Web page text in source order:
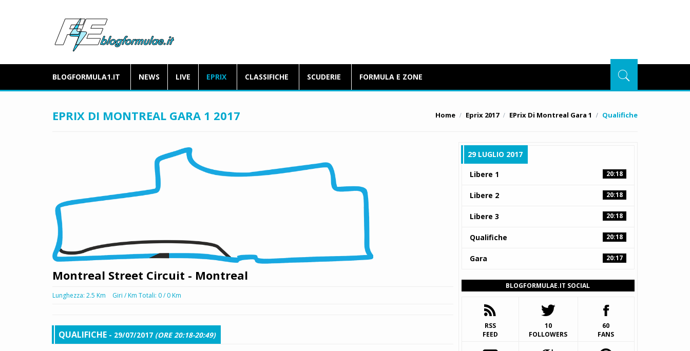
BLOGFORMULA1.IT NEWS LIVE EPRIX CLASSIFICHE SCUDERIE FORMULA E ZONE
EPRIX DI MONTREAL GARA 1 2017 Home Eprix 2017 EPrix Di Montreal Gara 1 Qualifiche
Montreal Street Circuit - Montreal
Lunghezza: 2.5 Km Giri / Km Totali: 0 / 0 Km
QUALIFICHE - 29/07/2017 (ORE 20:18-20:49)
29 LUGLIO 2017
Libere 1 20:18
Libere 2 20:18
Libere 3 20:18
Qualifiche 20:18
Gara 20:17
BLOGFORMULAE.IT SOCIAL
RSS
FEED
10
FOLLOWERS
60
FANS